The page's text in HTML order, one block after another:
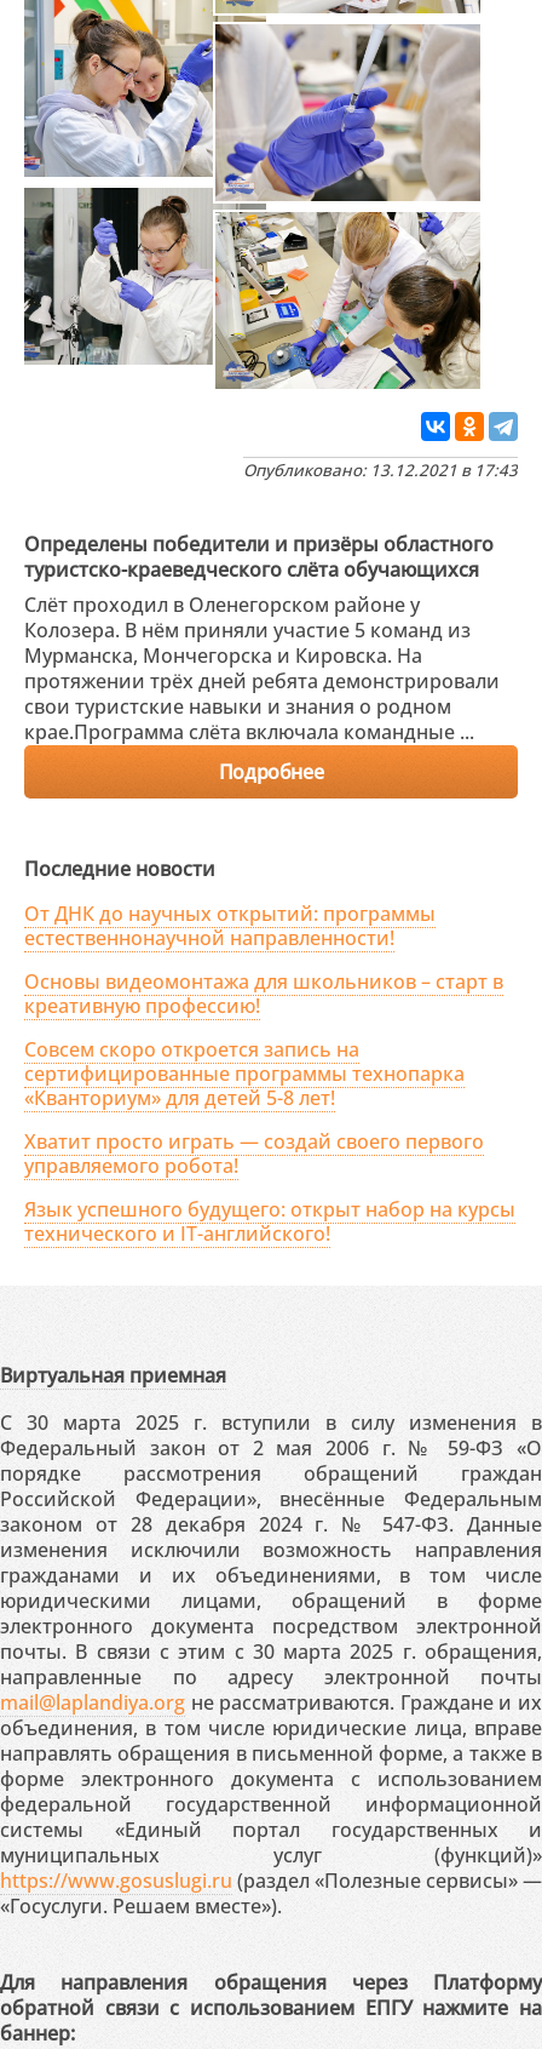
Опубликовано: 13.12.2021 в 17:43
Определены победители и призёры областного
туристско-краеведческого слёта обучающихся
Слёт проходил в Оленегорском районе у
Колозера. В нём приняли участие 5 команд из
Мурманска, Мончегорска и Кировска. На
протяжении трёх дней ребята демонстрировали
свои туристские навыки и знания о родном
крае.Программа слёта включала командные ...
Подробнее
Последние новости
От ДНК до научных открытий: программы
естественнонаучной направленности!
Основы видеомонтажа для школьников – старт в
креативную профессию!
Совсем скоро откроется запись на
сертифицированные программы технопарка
«Кванториум» для детей 5-8 лет!
Хватит просто играть — создай своего первого
управляемого робота!
Язык успешного будущего: открыт набор на курсы
технического и IT-английского!
Виртуальная приемная
С 30 марта 2025 г. вступили в силу изменения в
Федеральный закон от 2 мая 2006 г. № 59-ФЗ «О
порядке рассмотрения обращений граждан
Российской Федерации», внесённые Федеральным
законом от 28 декабря 2024 г. № 547-ФЗ. Данные
изменения исключили возможность направления
гражданами и их объединениями, в том числе
юридическими лицами, обращений в форме
электронного документа посредством электронной
почты. В связи с этим с 30 марта 2025 г. обращения,
направленные по адресу электронной почты
mail@laplandiya.org не рассматриваются. Граждане и их
объединения, в том числе юридические лица, вправе
направлять обращения в письменной форме, а также в
форме электронного документа с использованием
федеральной государственной информационной
системы «Единый портал государственных и
муниципальных услуг (функций)»
https://www.gosuslugi.ru (раздел «Полезные сервисы» —
«Госуслуги. Решаем вместе»).
Для направления обращения через Платформу
обратной связи с использованием ЕПГУ нажмите на
баннер: